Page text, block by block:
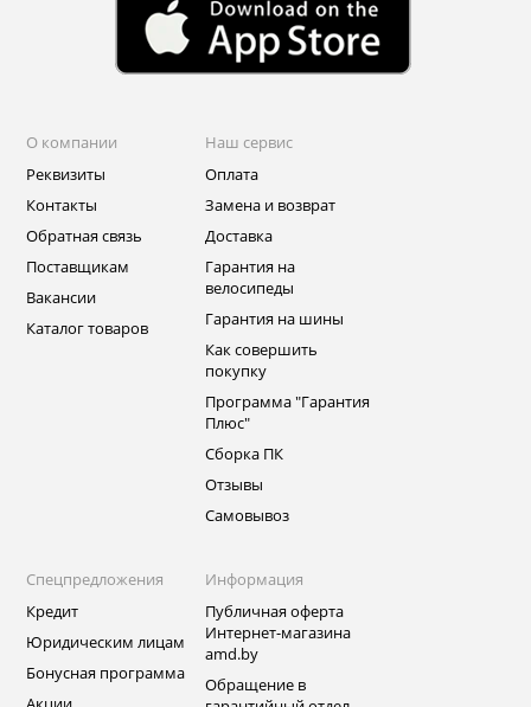
О компании
Реквизиты
Контакты
Обратная связь
Поставщикам
Вакансии
Каталог товаров
Наш сервис
Оплата
Замена и возврат
Доставка
Гарантия на
велосипеды
Гарантия на шины
Как совершить
покупку
Программа "Гарантия
Плюс"
Сборка ПК
Отзывы
Самовывоз
Спецпредложения
Кредит
Юридическим лицам
Бонусная программа
Информация
Публичная оферта
Интернет-магазина
amd.by
Обращение в